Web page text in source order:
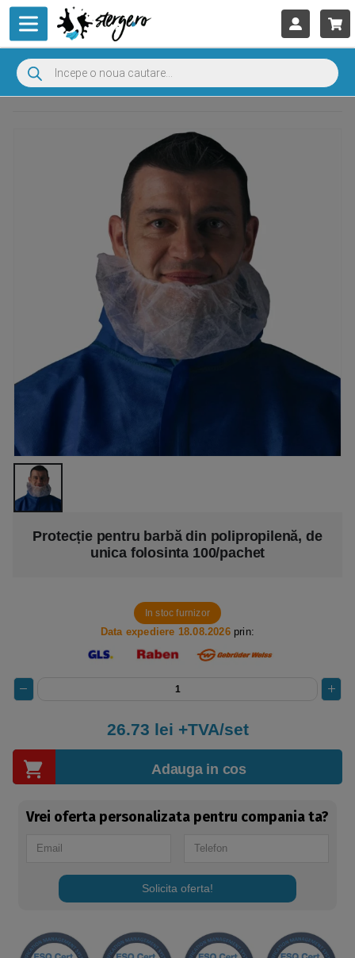
Protecție pentru barbă din polipropilenă, de
unica folosinta 100/pachet
In stoc furnizor
Data expediere 18.08.2026prin:
26.73 lei +TVA/set
Adauga in cos
Vrei oferta personalizata pentru compania ta?
Solicita oferta!